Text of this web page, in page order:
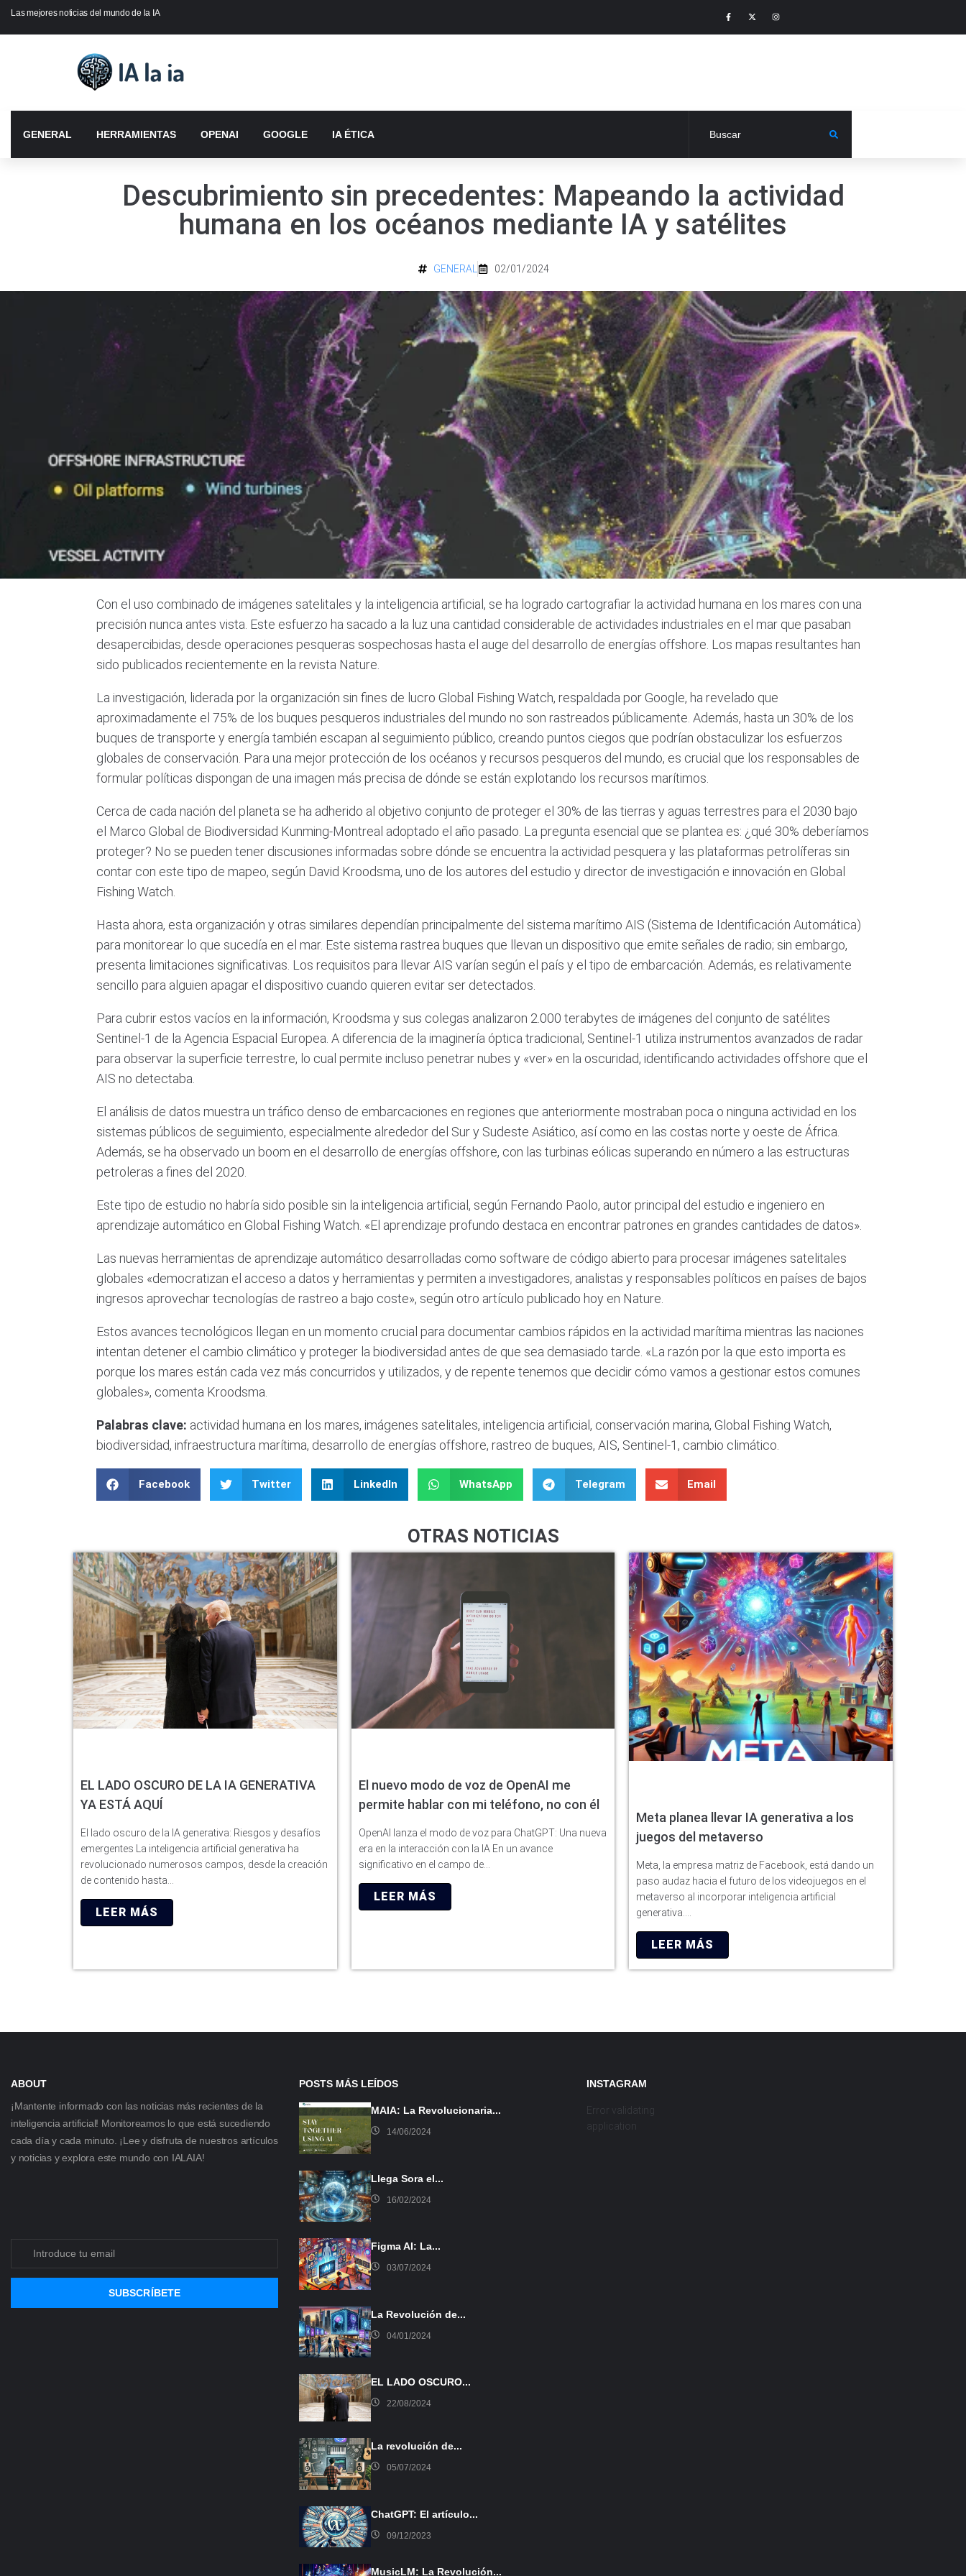
Las mejores noticias del mundo de la IA
GENERAL HERRAMIENTAS OPENAI GOOGLE IA ÉTICA
Descubrimiento sin precedentes: Mapeando la actividad
humana en los océanos mediante IA y satélites
GENERAL 02/01/2024
Con el uso combinado de imágenes satelitales y la inteligencia artificial, se ha logrado cartografiar la actividad humana en los mares con una
precisión nunca antes vista. Este esfuerzo ha sacado a la luz una cantidad considerable de actividades industriales en el mar que pasaban
desapercibidas, desde operaciones pesqueras sospechosas hasta el auge del desarrollo de energías offshore. Los mapas resultantes han
sido publicados recientemente en la revista Nature.
La investigación, liderada por la organización sin fines de lucro Global Fishing Watch, respaldada por Google, ha revelado que
aproximadamente el 75% de los buques pesqueros industriales del mundo no son rastreados públicamente. Además, hasta un 30% de los
buques de transporte y energía también escapan al seguimiento público, creando puntos ciegos que podrían obstaculizar los esfuerzos
globales de conservación. Para una mejor protección de los océanos y recursos pesqueros del mundo, es crucial que los responsables de
formular políticas dispongan de una imagen más precisa de dónde se están explotando los recursos marítimos.
Cerca de cada nación del planeta se ha adherido al objetivo conjunto de proteger el 30% de las tierras y aguas terrestres para el 2030 bajo
el Marco Global de Biodiversidad Kunming-Montreal adoptado el año pasado. La pregunta esencial que se plantea es: ¿qué 30% deberíamos
proteger? No se pueden tener discusiones informadas sobre dónde se encuentra la actividad pesquera y las plataformas petrolíferas sin
contar con este tipo de mapeo, según David Kroodsma, uno de los autores del estudio y director de investigación e innovación en Global
Fishing Watch.
Hasta ahora, esta organización y otras similares dependían principalmente del sistema marítimo AIS (Sistema de Identificación Automática)
para monitorear lo que sucedía en el mar. Este sistema rastrea buques que llevan un dispositivo que emite señales de radio; sin embargo,
presenta limitaciones significativas. Los requisitos para llevar AIS varían según el país y el tipo de embarcación. Además, es relativamente
sencillo para alguien apagar el dispositivo cuando quieren evitar ser detectados.
Para cubrir estos vacíos en la información, Kroodsma y sus colegas analizaron 2.000 terabytes de imágenes del conjunto de satélites
Sentinel-1 de la Agencia Espacial Europea. A diferencia de la imaginería óptica tradicional, Sentinel-1 utiliza instrumentos avanzados de radar
para observar la superficie terrestre, lo cual permite incluso penetrar nubes y «ver» en la oscuridad, identificando actividades offshore que el
AIS no detectaba.
El análisis de datos muestra un tráfico denso de embarcaciones en regiones que anteriormente mostraban poca o ninguna actividad en los
sistemas públicos de seguimiento, especialmente alrededor del Sur y Sudeste Asiático, así como en las costas norte y oeste de África.
Además, se ha observado un boom en el desarrollo de energías offshore, con las turbinas eólicas superando en número a las estructuras
petroleras a fines del 2020.
Este tipo de estudio no habría sido posible sin la inteligencia artificial, según Fernando Paolo, autor principal del estudio e ingeniero en
aprendizaje automático en Global Fishing Watch. «El aprendizaje profundo destaca en encontrar patrones en grandes cantidades de datos».
Las nuevas herramientas de aprendizaje automático desarrolladas como software de código abierto para procesar imágenes satelitales
globales «democratizan el acceso a datos y herramientas y permiten a investigadores, analistas y responsables políticos en países de bajos
ingresos aprovechar tecnologías de rastreo a bajo coste», según otro artículo publicado hoy en Nature.
Estos avances tecnológicos llegan en un momento crucial para documentar cambios rápidos en la actividad marítima mientras las naciones
intentan detener el cambio climático y proteger la biodiversidad antes de que sea demasiado tarde. «La razón por la que esto importa es
porque los mares están cada vez más concurridos y utilizados, y de repente tenemos que decidir cómo vamos a gestionar estos comunes
globales», comenta Kroodsma.
Palabras clave: actividad humana en los mares, imágenes satelitales, inteligencia artificial, conservación marina, Global Fishing Watch,
biodiversidad, infraestructura marítima, desarrollo de energías offshore, rastreo de buques, AIS, Sentinel-1, cambio climático.
Facebook Twitter LinkedIn WhatsApp Telegram Email
OTRAS NOTICIAS
EL LADO OSCURO DE LA IA GENERATIVA
YA ESTÁ AQUÍ
El lado oscuro de la IA generativa: Riesgos y desafíos
emergentes La inteligencia artificial generativa ha
revolucionado numerosos campos, desde la creación
de contenido hasta…
LEER MÁS
El nuevo modo de voz de OpenAI me
permite hablar con mi teléfono, no con él
OpenAI lanza el modo de voz para ChatGPT: Una nueva
era en la interacción con la IA En un avance
significativo en el campo de…
LEER MÁS
Meta planea llevar IA generativa a los
juegos del metaverso
Meta, la empresa matriz de Facebook, está dando un
paso audaz hacia el futuro de los videojuegos en el
metaverso al incorporar inteligencia artificial
generativa.…
LEER MÁS
ABOUT
¡Mantente informado con las noticias más recientes de la
inteligencia artificial! Monitoreamos lo que está sucediendo
cada día y cada minuto. ¡Lee y disfruta de nuestros artículos
y noticias y explora este mundo con IALAIA!
SUBSCRÍBETE
POSTS MÁS LEÍDOS
MAIA: La Revolucionaria...
14/06/2024
Llega Sora el...
16/02/2024
Figma AI: La...
03/07/2024
La Revolución de...
04/01/2024
EL LADO OSCURO...
22/08/2024
La revolución de...
05/07/2024
ChatGPT: El artículo...
09/12/2023
MusicLM: La Revolución...
INSTAGRAM
Error validating
application